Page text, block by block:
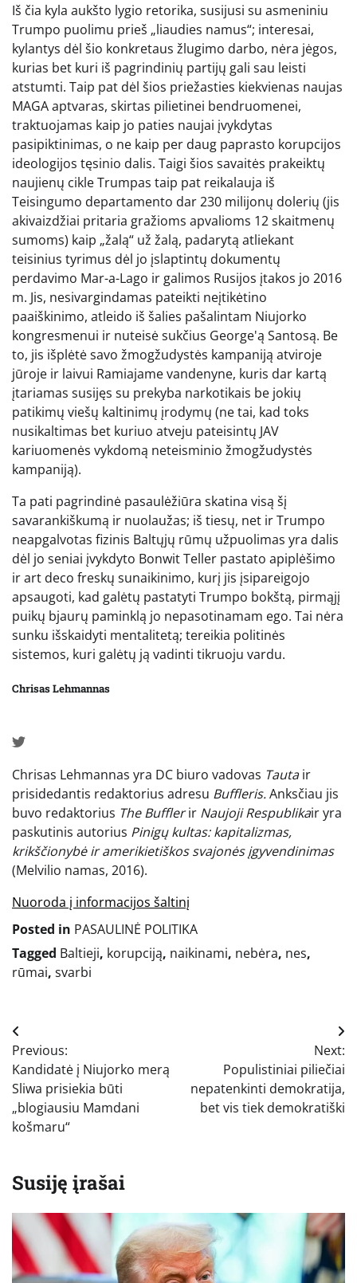
Iš čia kyla aukšto lygio retorika, susijusi su asmeniniu
Trumpo puolimu prieš „liaudies namus“; interesai,
kylantys dėl šio konkretaus žlugimo darbo, nėra jėgos,
kurias bet kuri iš pagrindinių partijų gali sau leisti
atstumti. Taip pat dėl ​​šios priežasties kiekvienas naujas
MAGA aptvaras, skirtas pilietinei bendruomenei,
traktuojamas kaip jo paties naujai įvykdytas
pasipiktinimas, o ne kaip per daug paprasto korupcijos
ideologijos tęsinio dalis. Taigi šios savaitės prakeiktų
naujienų cikle Trumpas taip pat reikalauja iš
Teisingumo departamento dar 230 milijonų dolerių (jis
akivaizdžiai pritaria gražioms apvalioms 12 skaitmenų
sumoms) kaip „žalą“ už žalą, padarytą atliekant
teisinius tyrimus dėl jo įslaptintų dokumentų
perdavimo Mar-a-Lago ir galimos Rusijos įtakos jo 2016
m. Jis, nesivargindamas pateikti neįtikėtino
paaiškinimo, atleido iš šalies pašalintam Niujorko
kongresmenui ir nuteisė sukčius George'ą Santosą. Be
to, jis išplėtė savo žmogžudystės kampaniją atviroje
jūroje ir laivui Ramiajame vandenyne, kuris dar kartą
įtariamas susijęs su prekyba narkotikais be jokių
patikimų viešų kaltinimų įrodymų (ne tai, kad toks
nusikaltimas bet kuriuo atveju pateisintų JAV
kariuomenės vykdomą neteisminio žmogžudystės
kampaniją).
Ta pati pagrindinė pasaulėžiūra skatina visą šį
savarankiškumą ir nuolaužas; iš tiesų, net ir Trumpo
neapgalvotas fizinis Baltųjų rūmų užpuolimas yra dalis
dėl jo seniai įvykdyto Bonwit Teller pastato apiplėšimo
ir art deco freskų sunaikinimo, kurį jis įsipareigojo
apsaugoti, kad galėtų pastatyti Trumpo bokštą, pirmąjį
puikų bjaurų paminklą jo nepasotinamam ego. Tai nėra
sunku išskaidyti mentalitetą; tereikia politinės
sistemos, kuri galėtų ją vadinti tikruoju vardu.
Chrisas Lehmannas
Chrisas Lehmannas yra DC biuro vadovas Tautair
prisidedantis redaktorius adresu Buffleris.Anksčiau jis
buvo redaktorius The Bufflerir Naujoji Respublikair yra
paskutinis autorius Pinigų kultas: kapitalizmas,
krikščionybė ir amerikietiškos svajonės įgyvendinimas
(Melvilio namas, 2016).
Nuoroda į informacijos šaltinį
Posted in PASAULINĖ POLITIKA
Tagged Baltieji, korupciją, naikinami, nebėra, nes,
rūmai, svarbi
Navigacija
tarp
įrašų
Previous:
Kandidatė į Niujorko merą
Sliwa prisiekia būti
„blogiausiu Mamdani
košmaru“
Next:
Populistiniai piliečiai
nepatenkinti demokratija,
bet vis tiek demokratiški
Susiję įrašai